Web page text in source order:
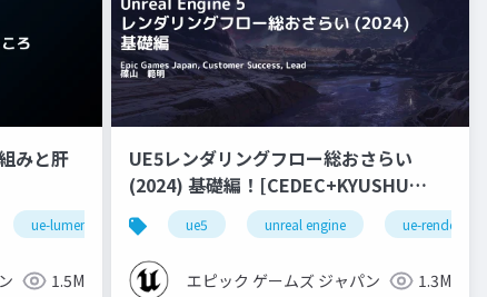
みと肝
ue-lumen
1.5M
UE5レンダリングフロー総おさらい
(2024) 基礎編！[CEDEC+KYUSHU
2024] ue5 unreal engine ue-rendering
エピック ゲームズ ジャパン 1.3M